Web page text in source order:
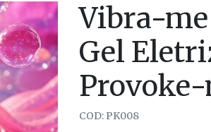
Vibra-me
Gel
COD: PK008